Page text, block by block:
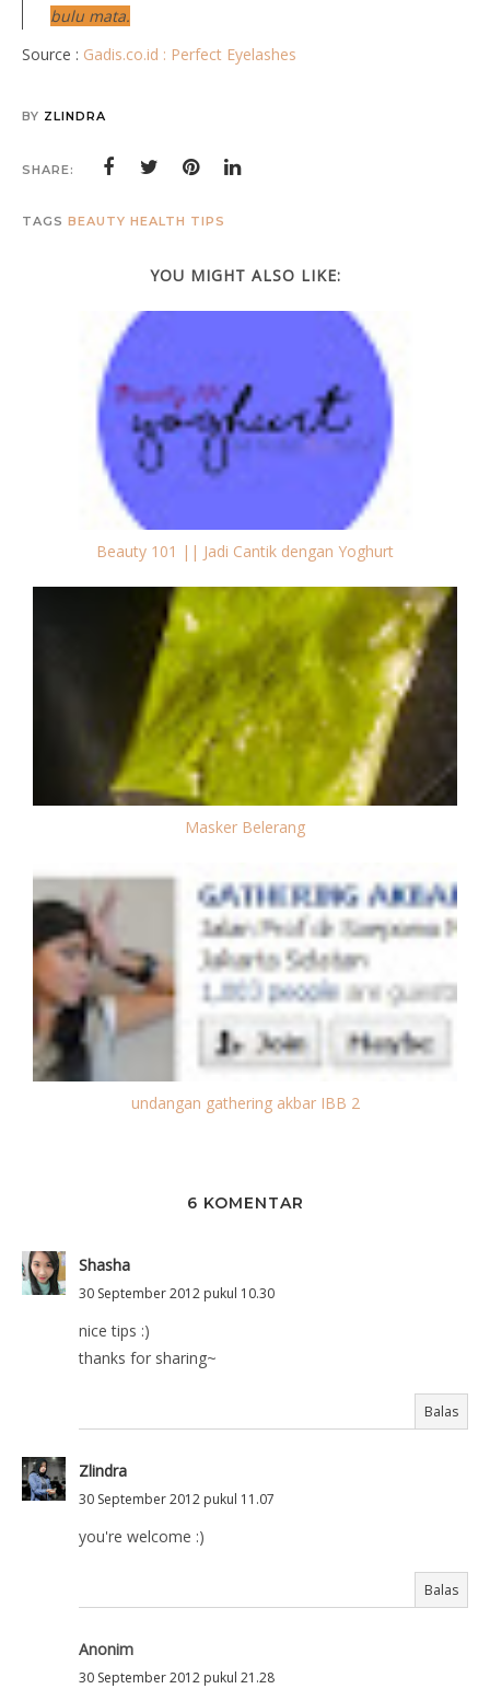
bulu mata.
Source : Gadis.co.id : Perfect Eyelashes
BY ZLINDRA
SHARE:
TAGS BEAUTY HEALTH TIPS
YOU MIGHT ALSO LIKE:
Beauty 101 || Jadi Cantik dengan Yoghurt
Masker Belerang
undangan gathering akbar IBB 2
6 KOMENTAR
Shasha
30 September 2012 pukul 10.30
nice tips :)
thanks for sharing~
Balas
Zlindra
30 September 2012 pukul 11.07
you're welcome :)
Balas
Anonim
30 September 2012 pukul 21.28